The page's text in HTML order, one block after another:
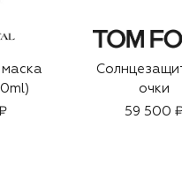
маска
очки
59 500